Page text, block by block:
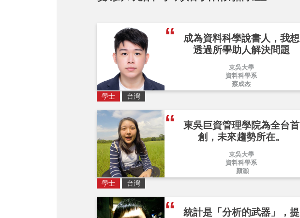
成為資料科學說書人，我想
透過所學助人解決問題
東吳大學
資料科學系
蔡成杰
學士 台灣
東吳巨資管理學院為全台首
創，未來趨勢所在。
東吳大學
資料科學系
顏灝
學士 台灣
統計是「分析的武器」，提